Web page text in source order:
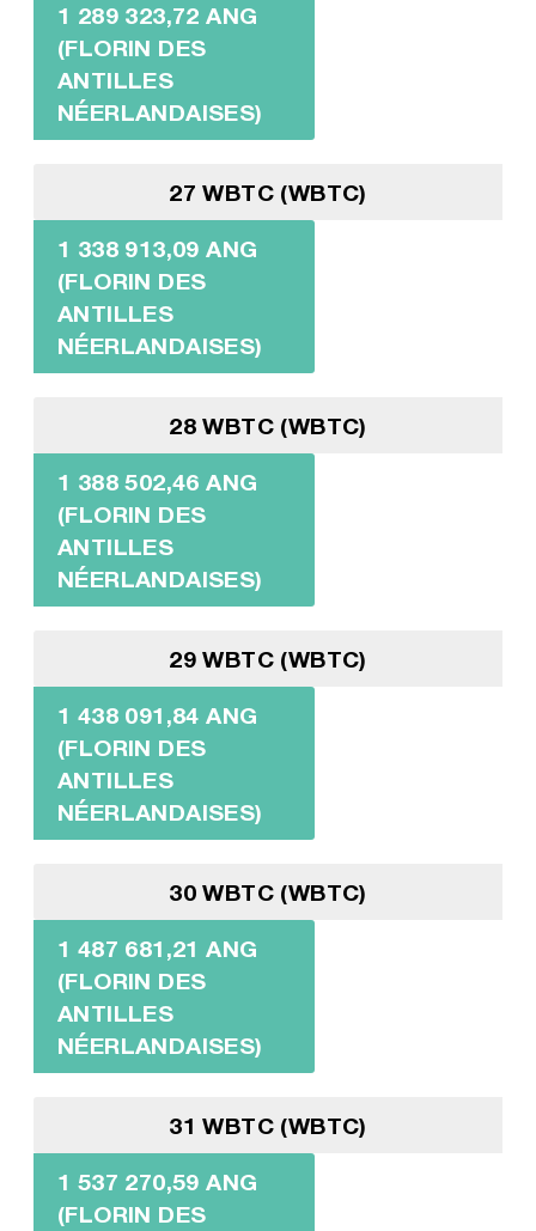
1 289 323,72 ANG
(FLORIN DES
ANTILLES
NÉERLANDAISES)
27 WBTC (WBTC)
1 338 913,09 ANG
(FLORIN DES
ANTILLES
NÉERLANDAISES)
28 WBTC (WBTC)
1 388 502,46 ANG
(FLORIN DES
ANTILLES
NÉERLANDAISES)
29 WBTC (WBTC)
1 438 091,84 ANG
(FLORIN DES
ANTILLES
NÉERLANDAISES)
30 WBTC (WBTC)
1 487 681,21 ANG
(FLORIN DES
ANTILLES
NÉERLANDAISES)
31 WBTC (WBTC)
1 537 270,59 ANG
(FLORIN DES